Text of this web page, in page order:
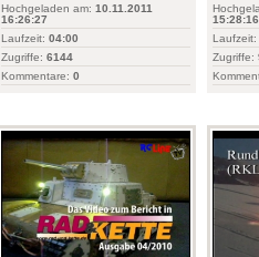
Hochgeladen am: 10.11.2011
16:26:27
Laufzeit: 04:00
Zugriffe: 6144
Kommentare: 0
15:28:16
Laufzeit:
Zugriffe: